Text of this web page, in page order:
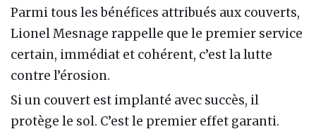
Parmi tous les bénéfices attribués aux couverts,
Lionel Mesnage rappelle que le premier service
certain, immédiat et cohérent, c’est la lutte
contre l’érosion.
Si un couvert est implanté avec succès, il
protège le sol. C’est le premier effet garanti.